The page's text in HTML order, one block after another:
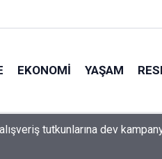
EKONOMI YAŞAM
tutkunlarına dev